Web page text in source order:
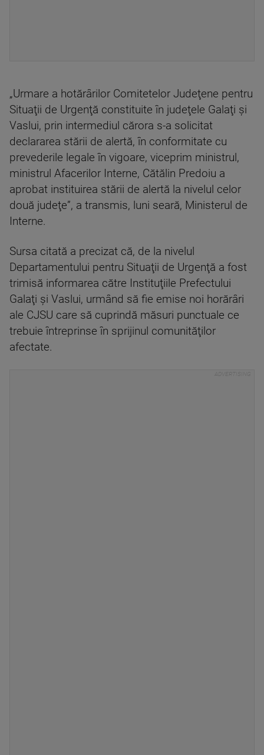
„Urmare a hotărârilor Comitetelor Judeţene pentru
Situaţii de Urgenţă constituite în judeţele Galaţi şi
Vaslui, prin intermediul cărora s-a solicitat
declararea stării de alertă, în conformitate cu
prevederile legale în vigoare, viceprim ministrul,
ministrul Afacerilor Interne, Cătălin Predoiu a
aprobat instituirea stării de alertă la nivelul celor
două judeţe”, a transmis, luni seară, Ministerul de
Interne.
Sursa citată a precizat că, de la nivelul
Departamentului pentru Situaţii de Urgenţă a fost
trimisă informarea către Instituţiile Prefectului
Galaţi şi Vaslui, urmând să fie emise noi horărâri
ale CJSU care să cuprindă măsuri punctuale ce
trebuie întreprinse în sprijinul comunităţilor
afectate.